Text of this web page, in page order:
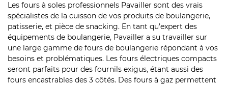
Les fours à soles professionnels Pavailler sont des vrais
spécialistes de la cuisson de vos produits de boulangerie,
patisserie, et pièce de snacking. En tant qu’expert des
équipements de boulangerie, Pavailler a su travailler sur
une large gamme de fours de boulangerie répondant à vos
besoins et problématiques. Les fours électriques compacts
seront parfaits pour des fournils exigus, étant aussi des
fours encastrables des 3 côtés. Des fours à gaz permettent